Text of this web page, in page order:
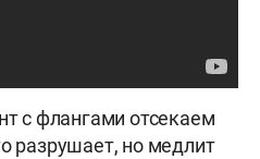
с флангами отсекаем
разрушает, но медлит